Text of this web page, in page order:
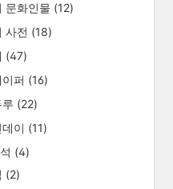
문화인물 (12)
사전 (18)
(47)
퍼 (16)
(22)
이 (11)
(4)
(2)